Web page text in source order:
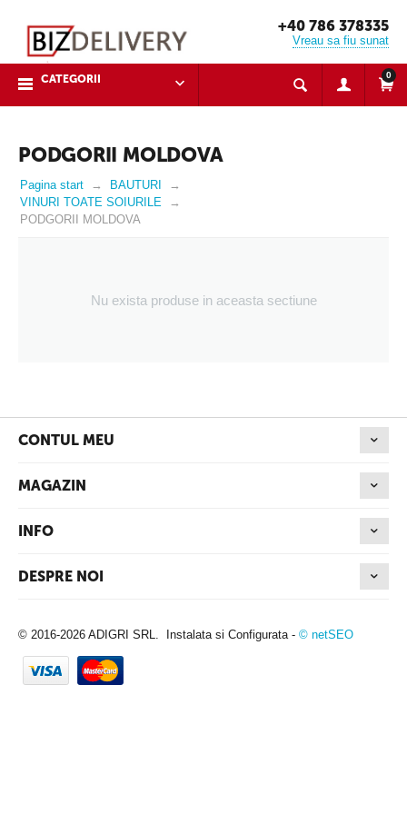
+40 786 378335
Vreau sa fiu sunat
CATEGORII 0
PODGORII MOLDOVA
Pagina start
BAUTURI
VINURI TOATE SOIURILE
PODGORII MOLDOVA
Nu exista produse in aceasta sectiune
CONTUL MEU
MAGAZIN
INFO
DESPRE NOI
© 2016-2026 ADIGRI SRL. Instalata si Configurata - © netSEO